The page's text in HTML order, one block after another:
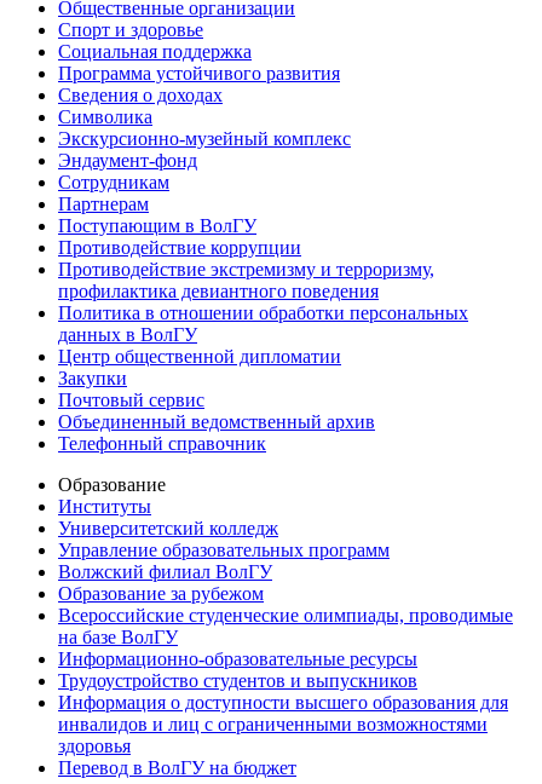
Общественные организации
Спорт и здоровье
Социальная поддержка
Программа устойчивого развития
Сведения о доходах
Символика
Экскурсионно-музейный комплекс
Эндаумент-фонд
Сотрудникам
Партнерам
Поступающим в ВолГУ
Противодействие коррупции
Противодействие экстремизму и терроризму,
профилактика девиантного поведения
Политика в отношении обработки персональных
данных в ВолГУ
Центр общественной дипломатии
Закупки
Почтовый сервис
Объединенный ведомственный архив
Телефонный справочник
Образование
Институты
Университетский колледж
Управление образовательных программ
Волжский филиал ВолГУ
Образование за рубежом
Всероссийские студенческие олимпиады, проводимые
на базе ВолГУ
Информационно-образовательные ресурсы
Трудоустройство студентов и выпускников
Информация о доступности высшего образования для
инвалидов и лиц с ограниченными возможностями
здоровья
Перевод в ВолГУ на бюджет